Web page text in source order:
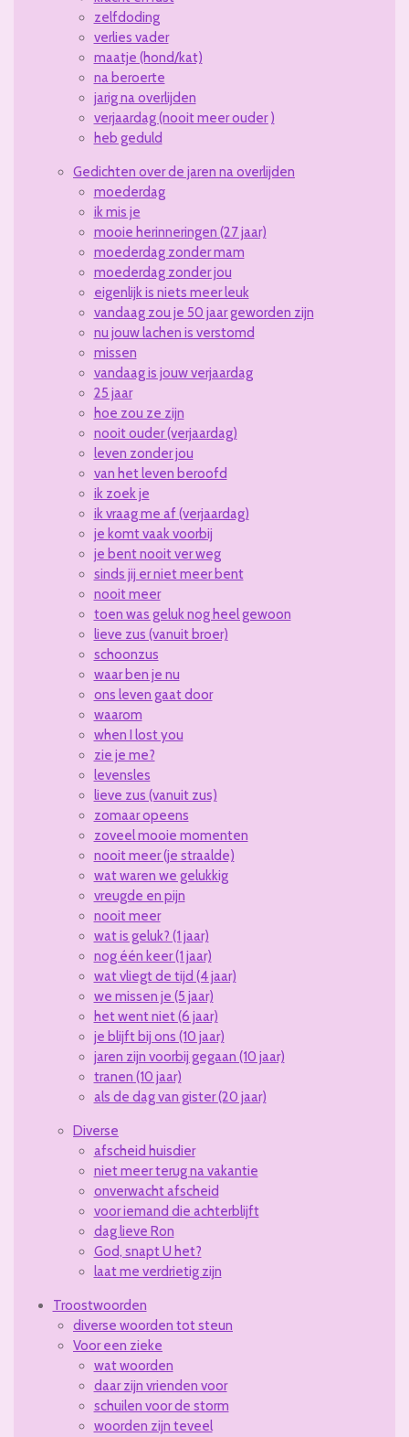
zelfdoding
verlies vader
maatje (hond/kat)
na beroerte
jarig na overlijden
verjaardag (nooit meer ouder )
heb geduld
Gedichten over de jaren na overlijden
moederdag
ik mis je
mooie herinneringen (27 jaar)
moederdag zonder mam
moederdag zonder jou
eigenlijk is niets meer leuk
vandaag zou je 50 jaar geworden zijn
nu jouw lachen is verstomd
missen
vandaag is jouw verjaardag
25 jaar
hoe zou ze zijn
nooit ouder (verjaardag)
leven zonder jou
van het leven beroofd
ik zoek je
ik vraag me af (verjaardag)
je komt vaak voorbij
je bent nooit ver weg
sinds jij er niet meer bent
nooit meer
toen was geluk nog heel gewoon
lieve zus (vanuit broer)
schoonzus
waar ben je nu
ons leven gaat door
waarom
when I lost you
zie je me?
levensles
lieve zus (vanuit zus)
zomaar opeens
zoveel mooie momenten
nooit meer (je straalde)
wat waren we gelukkig
vreugde en pijn
nooit meer
wat is geluk? (1 jaar)
nog één keer (1 jaar)
wat vliegt de tijd (4 jaar)
we missen je (5 jaar)
het went niet (6 jaar)
je blijft bij ons (10 jaar)
jaren zijn voorbij gegaan (10 jaar)
tranen (10 jaar)
als de dag van gister (20 jaar)
Diverse
afscheid huisdier
niet meer terug na vakantie
onverwacht afscheid
voor iemand die achterblijft
dag lieve Ron
God, snapt U het?
laat me verdrietig zijn
Troostwoorden
diverse woorden tot steun
Voor een zieke
wat woorden
daar zijn vrienden voor
schuilen voor de storm
woorden zijn teveel